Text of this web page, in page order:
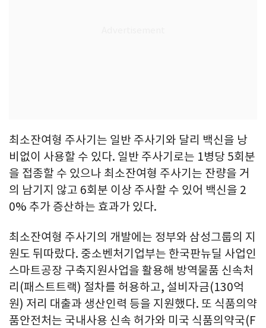
최소잔여형 주사기는 일반 주사기와 달리 백신을 낭
비없이 사용할 수 있다. 일반 주사기로는 1병당 5회분
을 접종할 수 있으나 최소잔여형 주사기는 잔량을 거
의 남기지 않고 6회분 이상 주사할 수 있어 백신을 2
0% 추가 증산하는 효과가 있다.
최소잔여형 주사기의 개발에는 정부와 삼성그룹의 지
원도 뒤따랐다. 중소벤처기업부는 한국판뉴딜 사업인
스마트공장 구축지원사업을 활용해 방역물품 신속처
리(패스트트랙) 절차를 허용하고, 설비자금(130억
원) 저리 대출과 생산인력 등을 지원했다. 또 식품의약
품안전처는 국내사용 신속 허가와 미국 식품의약국(F